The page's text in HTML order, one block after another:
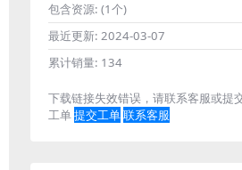
包含资源: (1个)
最近更新: 2024-03-07
累计销量: 134
下载链接失效错误，请联系客服或提
工单提交工单联系客服